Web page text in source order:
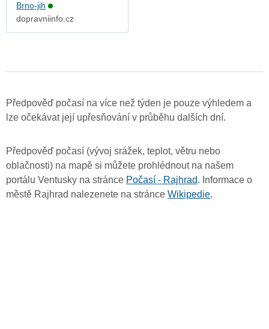
Brno-jih
dopravniinfo.cz
Předpověď počasí na více než týden je pouze výhledem a
lze očekávat její upřesňování v průběhu dalších dní.
Předpověď počasí (vývoj srážek, teplot, větru nebo
oblačnosti) na mapě si můžete prohlédnout na našem
portálu Ventusky na stránce Počasí - Rajhrad. Informace o
městě Rajhrad nalezenete na stránce Wikipedie.